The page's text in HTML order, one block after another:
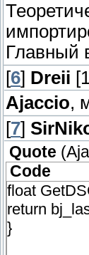
Главный
[6] Dreii
Ajaccio,
[7]
Quote (
Code
float
return
}